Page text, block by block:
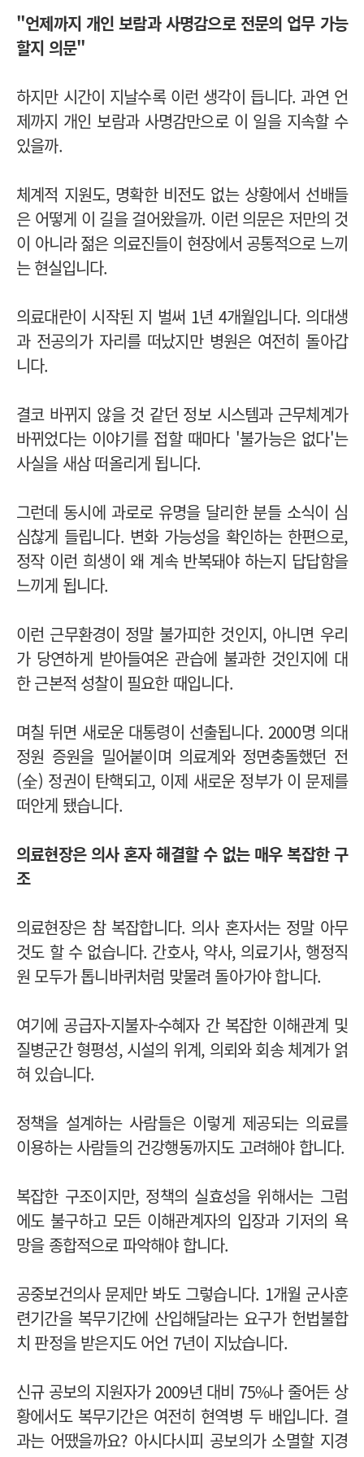
"언제까지 개인 보람과 사명감으로 전문의 업무 가능
할지 의문"
하지만 시간이 지날수록 이런 생각이 듭니다. 과연 언
제까지 개인 보람과 사명감만으로 이 일을 지속할 수
있을까.
체계적 지원도, 명확한 비전도 없는 상황에서 선배들
은 어떻게 이 길을 걸어왔을까. 이런 의문은 저만의 것
이 아니라 젊은 의료진들이 현장에서 공통적으로 느끼
는 현실입니다.
의료대란이 시작된 지 벌써 1년 4개월입니다. 의대생
과 전공의가 자리를 떠났지만 병원은 여전히 돌아갑
니다.
결코 바뀌지 않을 것 같던 정보 시스템과 근무체계가
바뀌었다는 이야기를 접할 때마다 '불가능은 없다'는
사실을 새삼 떠올리게 됩니다.
그런데 동시에 과로로 유명을 달리한 분들 소식이 심
심찮게 들립니다. 변화 가능성을 확인하는 한편으로,
정작 이런 희생이 왜 계속 반복돼야 하는지 답답함을
느끼게 됩니다.
이런 근무환경이 정말 불가피한 것인지, 아니면 우리
가 당연하게 받아들여온 관습에 불과한 것인지에 대
한 근본적 성찰이 필요한 때입니다.
며칠 뒤면 새로운 대통령이 선출됩니다. 2000명 의대
정원 증원을 밀어붙이며 의료계와 정면충돌했던 전
(全) 정권이 탄핵되고, 이제 새로운 정부가 이 문제를
떠안게 됐습니다.
의료현장은 의사 혼자 해결할 수 없는 매우 복잡한 구
조
의료현장은 참 복잡합니다. 의사 혼자서는 정말 아무
것도 할 수 없습니다. 간호사, 약사, 의료기사, 행정직
원 모두가 톱니바퀴처럼 맞물려 돌아가야 합니다.
여기에 공급자-지불자-수혜자 간 복잡한 이해관계 및
질병군간 형평성, 시설의 위계, 의뢰와 회송 체계가 얽
혀 있습니다.
정책을 설계하는 사람들은 이렇게 제공되는 의료를
이용하는 사람들의 건강행동까지도 고려해야 합니다.
복잡한 구조이지만, 정책의 실효성을 위해서는 그럼
에도 불구하고 모든 이해관계자의 입장과 기저의 욕
망을 종합적으로 파악해야 합니다.
공중보건의사 문제만 봐도 그렇습니다. 1개월 군사훈
련기간을 복무기간에 산입해달라는 요구가 헌법불합
치 판정을 받은지도 어언 7년이 지났습니다.
신규 공보의 지원자가 2009년 대비 75%나 줄어든 상
황에서도 복무기간은 여전히 현역병 두 배입니다. 결
과는 어땠을까요? 아시다시피 공보의가 소멸할 지경